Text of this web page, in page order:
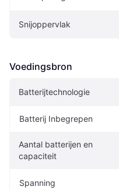
Snijoppervlak
Voedingsbron
Batterijtechnologie
Batterij Inbegrepen
Aantal batterijen en
capaciteit
Spanning